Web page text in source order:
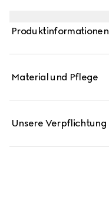
Produktinformationen
Material und Pflege
Unsere Verpflichtung